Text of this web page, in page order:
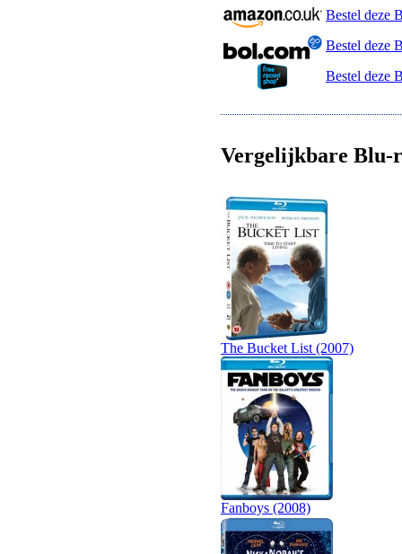
Bestel deze
Bestel deze
Bestel deze
Vergelijkbare Blu-
The Bucket List (2007)
Fanboys (2008)